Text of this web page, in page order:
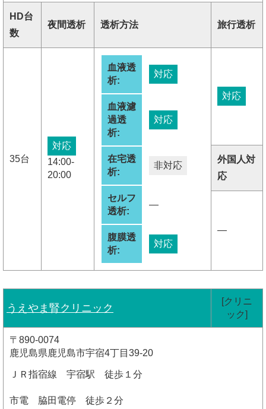
HD台
数
夜間透析 透析方法 旅行透析
35台
対応
14:00-
20:00
血液透
析:
対応
血液濾
過透
析:
対応
在宅透
析:
非対応
セルフ
透析:
―
腹膜透
析:
対応
対応
外国人対
応
―
うえやま腎クリニック
[クリニ
ック]
〒890-0074
鹿児島県鹿児島市宇宿4丁目39-20
ＪＲ指宿線 宇宿駅 徒歩１分
市電 脇田電停 徒歩２分